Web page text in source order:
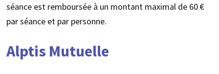
séance est remboursée à un montant maximal de 60 €
par séance et par personne.
Alptis Mutuelle